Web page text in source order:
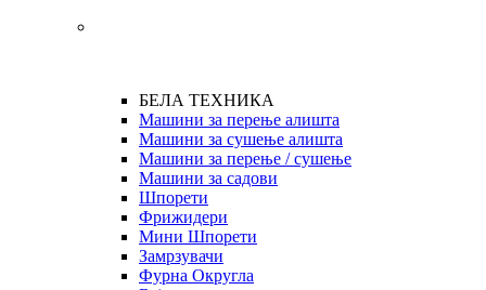
БЕЛА ТЕХНИКА
Машини за перење алишта
Машини за сушење алишта
Машини за перење / сушење
Машини за садови
Шпорети
Фрижидери
Мини Шпорети
Замрзувачи
Фурна Округла